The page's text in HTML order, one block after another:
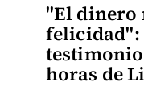
"El dinero
felicidad":
horas de